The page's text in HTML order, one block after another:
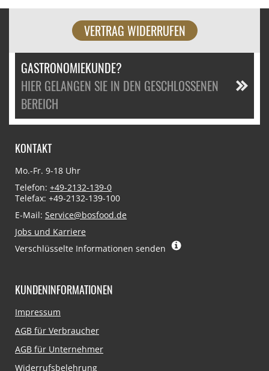
VERTRAG WIDERRUFEN
GASTRONOMIEKUNDE?
HIER GELANGEN SIE IN DEN GESCHLOSSENEN
BEREICH
KONTAKT
Mo.-Fr. 9-18 Uhr
Telefon: +49-2132-139-0
Telefax: +49-2132-139-100
E-Mail: Service@bosfood.de
Jobs und Karriere
Verschlüsselte Informationen senden
KUNDENINFORMATIONEN
Navigation
Impressum
AGB für Verbraucher
AGB für Unternehmer
Widerrufsbelehrung